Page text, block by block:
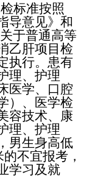
标准按照
导意见》和
于普通高等
乙肝项目检
执行。患有
理、护理
医学、口腔
）、医学检
容技术、康
理、护理
男生身高低
的不宜报考，
学习及就